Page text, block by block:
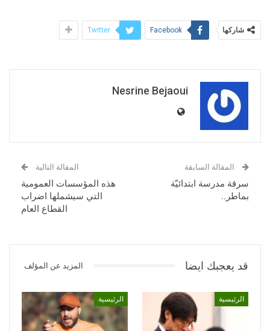
شاركها Facebook
Twitter
Nesrine Bejaoui
المقالة السابقة
سرقة مدرسة ابتدائيّة
بماطر..
المقالة التالية
هذه المؤسسات العمومية
التي سيشملها اضراب
القطاع العام
قد يعجبك ايضا المزيد عن المؤلف
الرئيسية الرئيسية